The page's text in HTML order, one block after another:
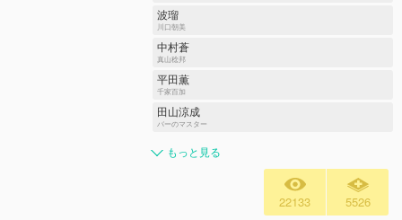
波瑠
川口朝美
中村蒼
真山稔邦
平田薫
千家百加
田山涼成
バーのマスター
もっと見る
22133 5526